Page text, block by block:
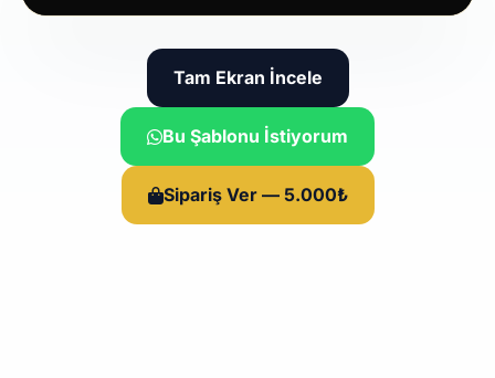
Tam Ekran İncele
Bu Şablonu İstiyorum
Sipariş Ver — 5.000₺